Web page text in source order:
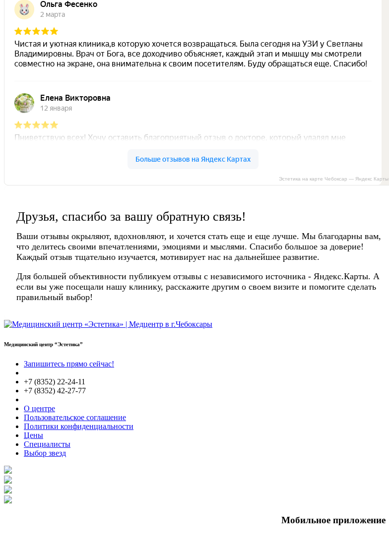
Эстетика на карте Чебоксар — Яндекс Карты
Друзья, спасибо за вашу обратную связь!
Ваши отзывы окрыляют, вдохновляют, и хочется стать еще и еще лучше. Мы благодарны вам,
что делитесь своими впечатлениями, эмоциями и мыслями. Спасибо большое за доверие!
Каждый отзыв тщательно изучается, мотивирует нас на дальнейшее развитие.
Для большей объективности публикуем отзывы с независимого источника - Яндекс.Карты. А
если вы уже посещали нашу клинику, расскажите другим о своем визите и помогите сделать
правильный выбор!
Медицинский центр “Эстетика”
Запишитесь прямо сейчас!
+7 (8352) 22-24-11
+7 (8352) 42-27-77
О центре
Пользовательское соглашение
Политики конфиденциальности
Цены
Специалисты
Выбор звезд
Мобильное приложение